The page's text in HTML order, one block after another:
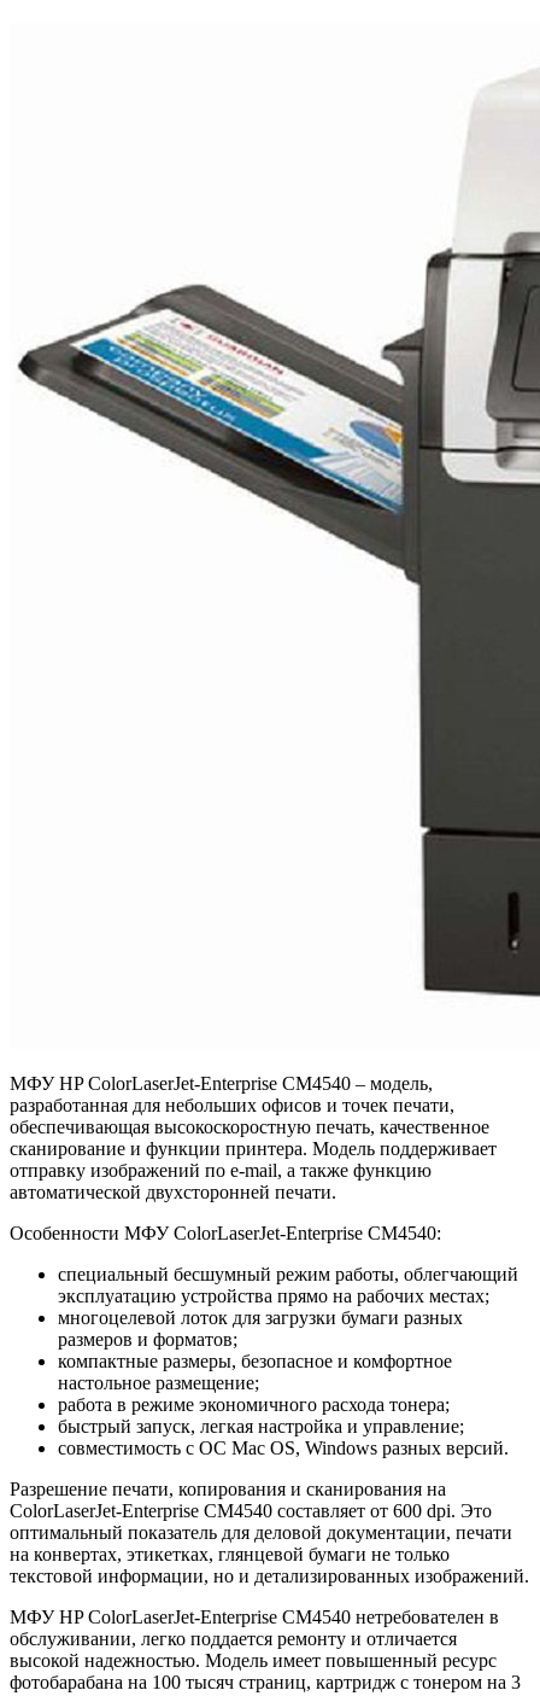
МФУ HP ColorLaserJet-Enterprise CM4540 – модель,
разработанная для небольших офисов и точек печати,
обеспечивающая высокоскоростную печать, качественное
сканирование и функции принтера. Модель поддерживает
отправку изображений по e-mail, а также функцию
автоматической двухсторонней печати.
Особенности МФУ ColorLaserJet-Enterprise CM4540:
специальный бесшумный режим работы, облегчающий
эксплуатацию устройства прямо на рабочих местах;
многоцелевой лоток для загрузки бумаги разных
размеров и форматов;
компактные размеры, безопасное и комфортное
настольное размещение;
работа в режиме экономичного расхода тонера;
быстрый запуск, легкая настройка и управление;
совместимость с ОС Mac OS, Windows разных версий.
Разрешение печати, копирования и сканирования на
ColorLaserJet-Enterprise CM4540 составляет от 600 dpi. Это
оптимальный показатель для деловой документации, печати
на конвертах, этикетках, глянцевой бумаги не только
текстовой информации, но и детализированных изображений.
МФУ HP ColorLaserJet-Enterprise CM4540 нетребователен в
обслуживании, легко поддается ремонту и отличается
высокой надежностью. Модель имеет повышенный ресурс
фотобарабана на 100 тысяч страниц, картридж с тонером на 3